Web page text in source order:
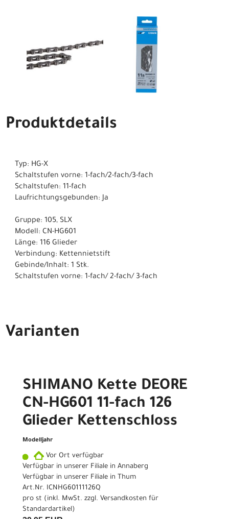
Produktdetails
Typ: HG-X
Schaltstufen vorne: 1-fach/2-fach/3-fach
Schaltstufen: 11-fach
Laufrichtungsgebunden: Ja
Gruppe: 105, SLX
Modell: CN-HG601
Länge: 116 Glieder
Verbindung: Kettennietstift
Gebinde/Inhalt: 1 Stk.
Schaltstufen vorne: 1-fach/ 2-fach/ 3-fach
Varianten
SHIMANO Kette DEORE
CN-HG601 11-fach 126
Glieder Kettenschloss
Modelljahr
Vor Ort verfügbar
Verfügbar in unserer Filiale in Annaberg
Verfügbar in unserer Filiale in Thum
Art.Nr. ICNHG60111126Q
pro st (inkl. MwSt. zzgl. Versandkosten für
Standardartikel)